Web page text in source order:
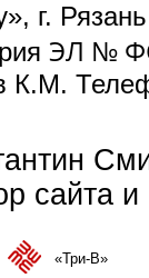
г.
ЭЛ №
К.М.
сайта
is external)«Три-В»